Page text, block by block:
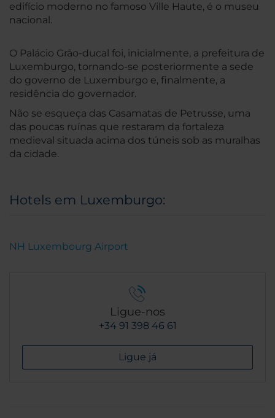
edifício moderno no famoso Ville Haute, é o museu
nacional.
O Palácio Grão-ducal foi, inicialmente, a prefeitura de
Luxemburgo, tornando-se posteriormente a sede
do governo de Luxemburgo e, finalmente, a
residência do governador.
Não se esqueça das Casamatas de Petrusse, uma
das poucas ruínas que restaram da fortaleza
medieval situada acima dos túneis sob as muralhas
da cidade.
Hotels em Luxemburgo:
NH Luxembourg Airport
Ligue-nos
+34 91 398 46 61
Ligue já